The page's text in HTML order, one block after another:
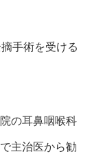
手術を受ける
の耳鼻咽喉科
主治医から勧